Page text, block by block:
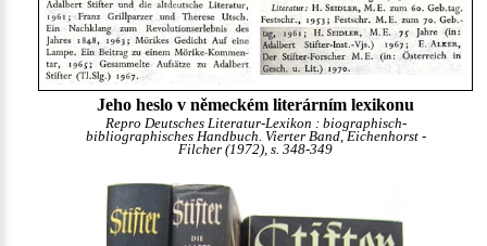
Jeho heslo v německém literárním lexikonu
Repro Deutsches Literatur-Lexikon : biographisch-
bibliographisches Handbuch. Vierter Band, Eichenhorst -
Filcher (1972), s. 348-349